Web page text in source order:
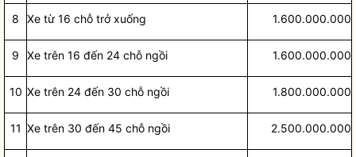
8 Xe từ 16 chỗ trở xuống 1.600.000.000
9 Xe trên 16 đến 24 chỗ ngồi 1.600.000.000
10 Xe trên 24 đến 30 chỗ ngồi 1.800.000.000
11 Xe trên 30 đến 45 chỗ ngồi 2.500.000.000